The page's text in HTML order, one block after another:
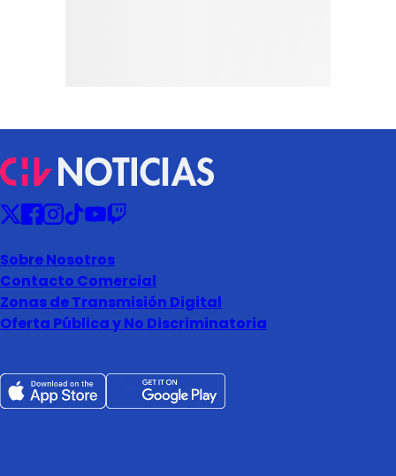
Sobre Nosotros
Contacto Comercial
Zonas de Transmisión Digital
Oferta Pública y No Discriminatoria